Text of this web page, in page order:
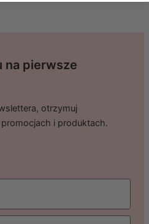
na pierwsze
otrzymuj
i produktach.